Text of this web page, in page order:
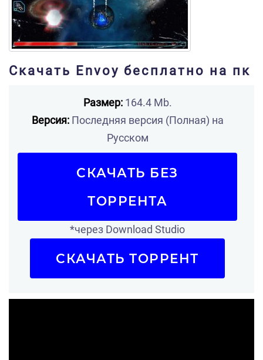
Скачать Envoy бесплатно на пк
Размер:164.4 Mb.
Версия:Последняя версия (Полная) на
Русском
СКАЧАТЬ БЕЗ
ТОРРЕНТА
*через Download Studio
СКАЧАТЬ ТОРРЕНТ